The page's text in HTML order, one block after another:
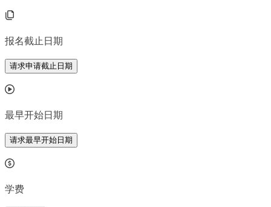
报名截止日期
请求申请截止日期
最早开始日期
请求最早开始日期
学费